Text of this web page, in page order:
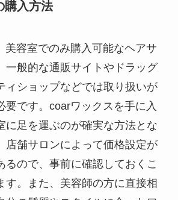
購入方法
美容室でのみ購入可能なヘアサ
一般的な通販サイトやドラッグ
ィショップなどでは取り扱いが
要です。coarワックスを手に入
に足を運ぶのが確実な方法とな
店舗サロンによって価格設定が
るので、事前に確認しておくこ
す。また、美容師の方に直接相